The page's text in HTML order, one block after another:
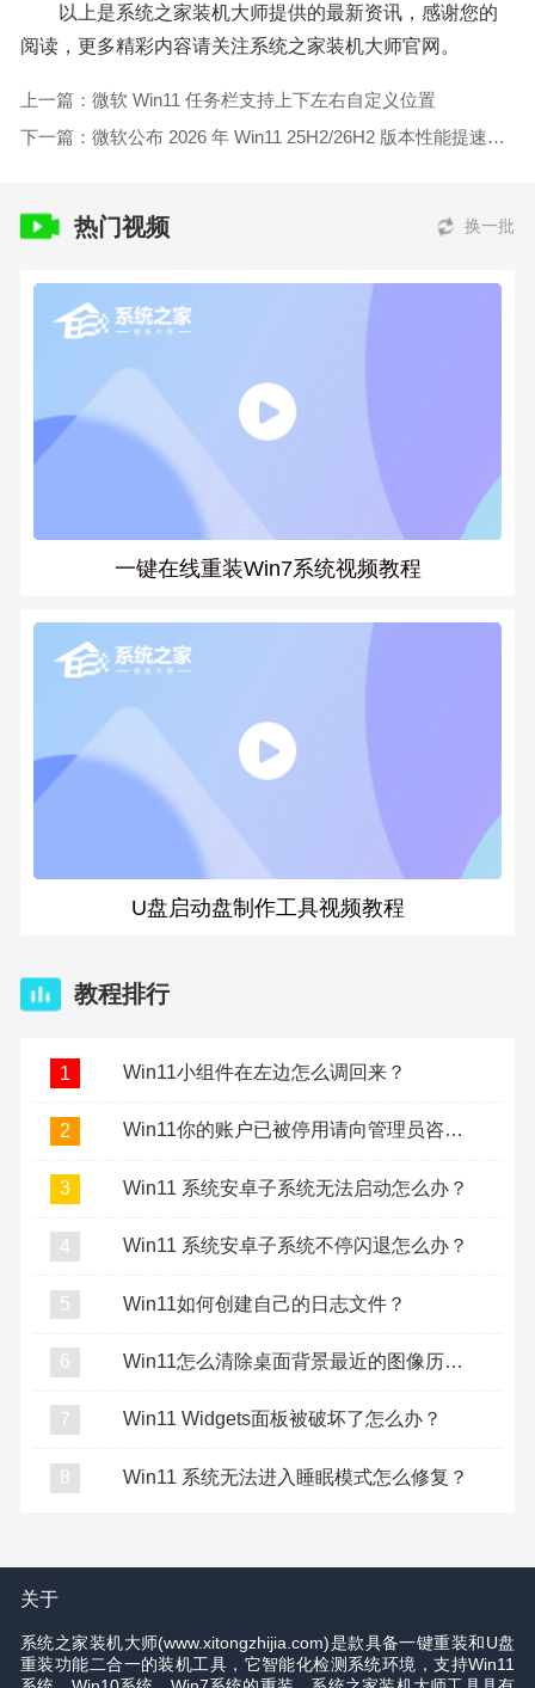
以上是系统之家装机大师提供的最新资讯，感谢您的
阅读，更多精彩内容请关注系统之家装机大师官网。
上一篇：微软 Win11 任务栏支持上下左右自定义位置
下一篇：微软公布 2026 年 Win11 25H2/26H2 版本性能提速计划
热门视频 换一批
一键在线重装Win7系统视频教程
U盘启动盘制作工具视频教程
教程排行
1 Win11小组件在左边怎么调回来？
2 Win11你的账户已被停用请向管理员咨询怎么办？
3 Win11 系统安卓子系统无法启动怎么办？
4 Win11 系统安卓子系统不停闪退怎么办？
5 Win11如何创建自己的日志文件？
6 Win11怎么清除桌面背景最近的图像历史记录？
7 Win11 Widgets面板被破坏了怎么办？
8 Win11 系统无法进入睡眠模式怎么修复？
关于
系统之家装机大师(www.xitongzhijia.com)是款具备一键重装和U盘
重装功能二合一的装机工具，它智能化检测系统环境，支持Win11